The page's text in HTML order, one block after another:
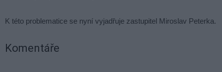
K této problematice se nyní vyjadřuje zastupitel Miroslav Peterka.
Komentáře